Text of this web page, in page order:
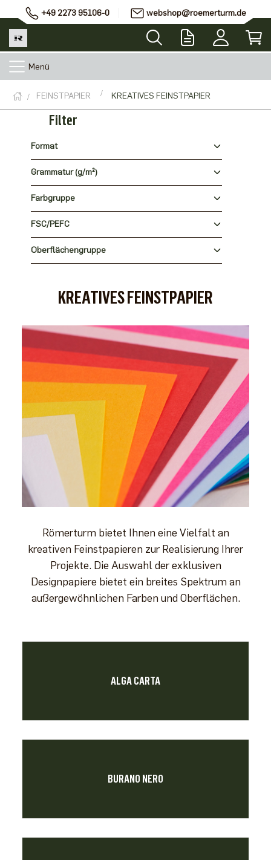
+49 2273 95106-0 webshop@roemerturm.de
Menü
FEINSTPAPIER KREATIVES FEINSTPAPIER
Filter
Format
Grammatur (g/m²)
Farbgruppe
FSC/PEFC
Oberflächengruppe
KREATIVES FEINSTPAPIER
Römerturm bietet Ihnen eine Vielfalt an
kreativen Feinstpapieren zur Realisierung Ihrer
Projekte. Die Auswahl der exklusiven
Designpapiere bietet ein breites Spektrum an
außergewöhnlichen Farben und Oberflächen.
ALGA CARTA
BURANO NERO